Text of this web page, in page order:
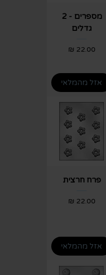
מספרים - 2
גדלים
מחיר
אזל מהמלאי
פרח חרצית
מחיר
אזל מהמלאי